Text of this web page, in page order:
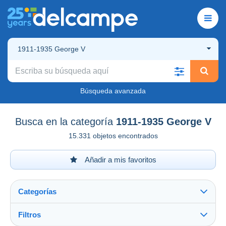
1911-1935 George V
Búsqueda avanzada
Busca en la categoría 1911-1935 George V
15.331 objetos encontrados
Añadir a mis favoritos
Categorías
Filtros